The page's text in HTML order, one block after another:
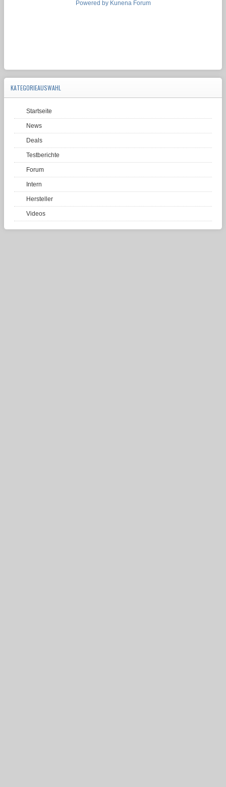
Powered by Kunena Forum
KATEGORIEAUSWAHL
Startseite
News
Deals
Testberichte
Forum
Intern
Hersteller
Videos